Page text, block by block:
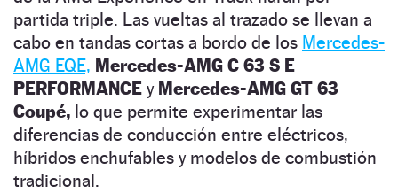
partida triple. Las vueltas al trazado se llevan a
cabo en tandas cortas a bordo de los Mercedes-
AMG EQE, Mercedes-AMG C 63 S E
PERFORMANCE y Mercedes-AMG GT 63
Coupé, lo que permite experimentar las
diferencias de conducción entre eléctricos,
híbridos enchufables y modelos de combustión
tradicional.